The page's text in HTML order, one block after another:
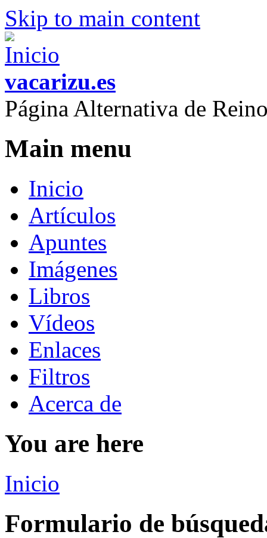
Skip to main content
vacarizu.es
Página Alternativa de
Main menu
Inicio
Artículos
Apuntes
Imágenes
Libros
Vídeos
Enlaces
Filtros
Acerca de
You are here
Inicio
Formulario de